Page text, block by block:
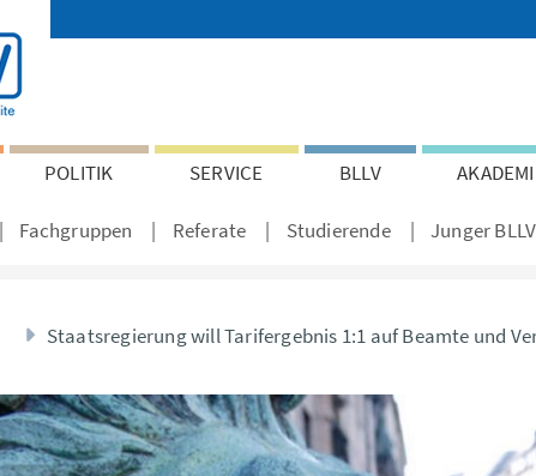
POLITIK SERVICE BLLV
Fachgruppen Referate Studierende Junger BLLV
Staatsregierung will Tarifergebnis 1:1 auf Beamte und